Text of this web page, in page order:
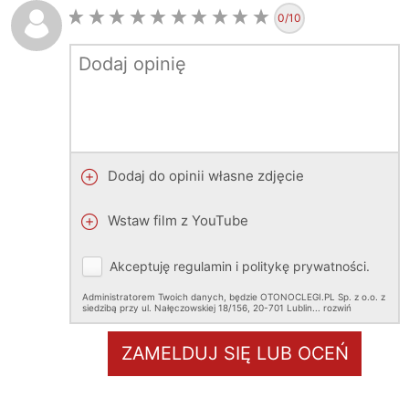
0/10
Dodaj do opinii własne zdjęcie
Wstaw film z YouTube
Akceptuję regulamin i politykę prywatności.
Administratorem Twoich danych, będzie OTONOCLEGI.PL Sp. z o.o. z
siedzibą przy ul. Nałęczowskiej 18/156, 20-701 Lublin.
rozwiń
ZAMELDUJ SIĘ LUB OCEŃ